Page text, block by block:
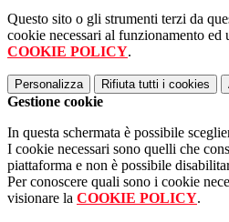
Questo sito o gli strumenti terzi da
cookie necessari al funzionamento
COOKIE POLICY.
Personalizza Rifiuta tutti i cookies
Gestione cookie
In questa schermata è possibile
I cookie necessari sono quelli che
piattaforma e non è possibile
Per conoscere quali sono i cookie
visionare la COOKIE POLICY.